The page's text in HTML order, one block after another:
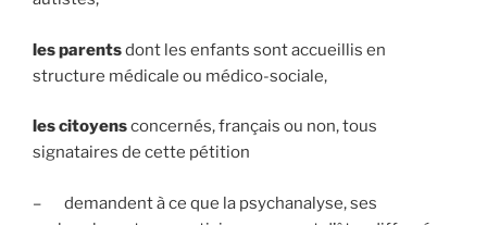
les parentsdont les enfants sont accueillis en
structure médicale ou médico-sociale,
les citoyensconcernés, français ou non, tous
signataires de cette pétition
– demandent à ce que la psychanalyse, ses